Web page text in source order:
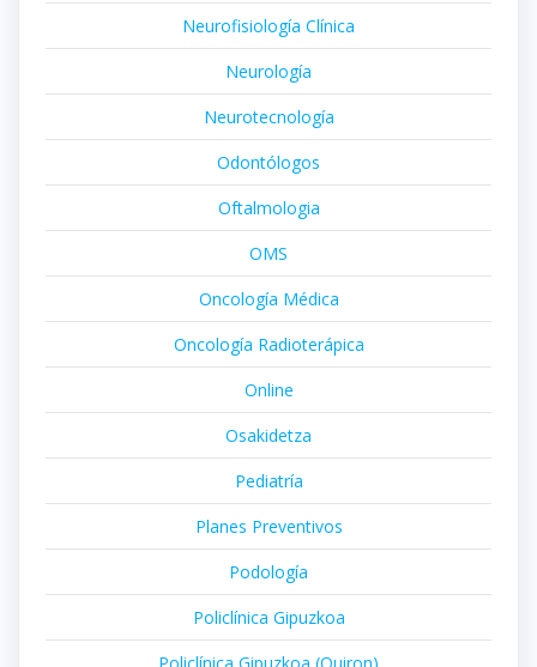
Neurofisiología Clínica
Neurología
Neurotecnología
Odontólogos
Oftalmologia
OMS
Oncología Médica
Oncología Radioterápica
Online
Osakidetza
Pediatría
Planes Preventivos
Podología
Policlínica Gipuzkoa